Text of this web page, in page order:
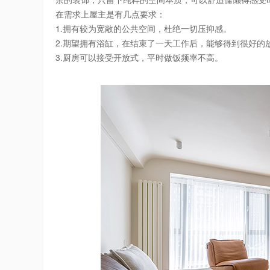
在需求上屋主是有几点要求：
1.拥有较为宽敞的公共空间，杜绝一切压抑感。
2.期望拥有浴缸，在结束了一天工作后，能够得到很好的
3.厨房可以接受开放式，平时做饭频率不高。